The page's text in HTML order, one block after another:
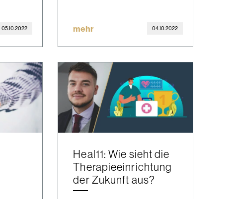
05.10.2022 mehr 04.10.2022
Heal11: Wie sieht die
Therapieeinrichtung
der Zukunft aus?